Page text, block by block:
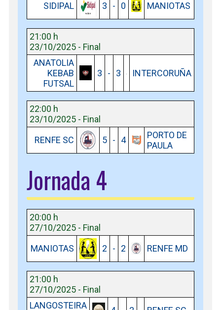
SIDIPAL
3 - 0 MANIOTAS
21:00 h
23/10/2025 - Final
ANATOLIA
KEBAB
FUTSAL
3 - 3 INTERCORUÑA
22:00 h
23/10/2025 - Final
RENFE SC
5 - 4
PORTO DE
PAULA
Jornada 4
20:00 h
27/10/2025 - Final
MANIOTAS
2 - 2 RENFE MD
21:00 h
27/10/2025 - Final
LANGOSTEIRA